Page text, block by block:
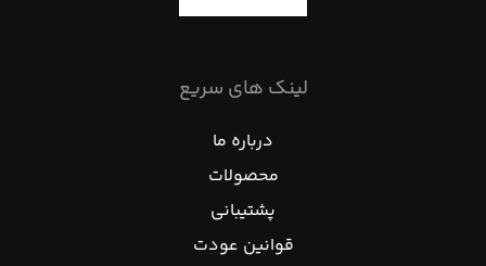
لینک های سریع
درباره ما
محصولات
پشتیبانی
قوانین عودت